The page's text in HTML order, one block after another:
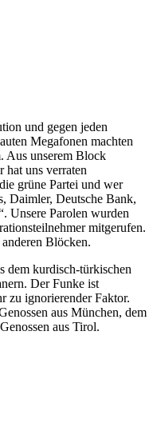
und gegen jeden
Megafonen machten
Aus unserem Block
hat uns verraten
grüne Partei und wer
Daimler, Deutsche Bank,
Unsere Parolen wurden
mitgerufen.
Blöcken.
dem kurdisch-türkischen
Der Funke ist
zu ignorierender Faktor.
aus München, dem
aus Tirol.